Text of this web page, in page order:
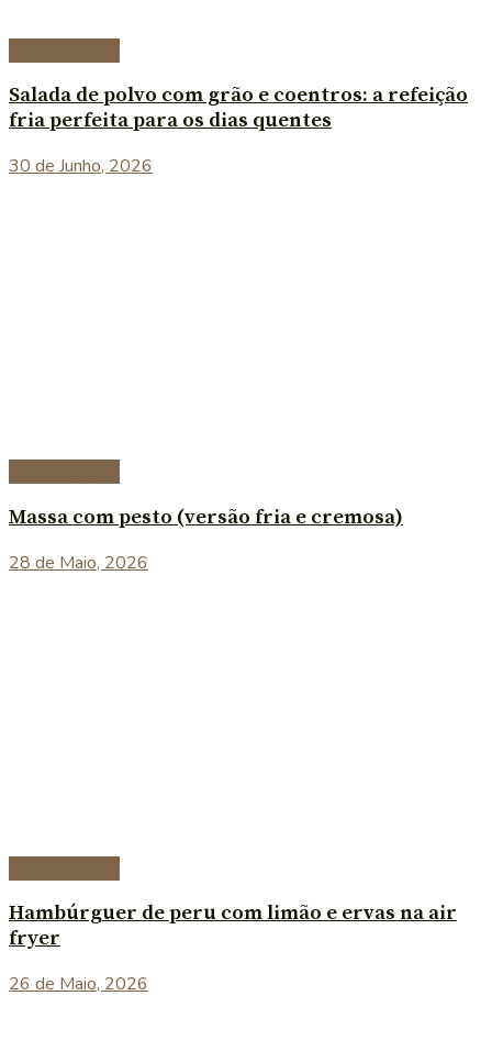
Salada de polvo com grão e coentros: a refeição
fria perfeita para os dias quentes
30 de Junho, 2026
Massa com pesto (versão fria e cremosa)
28 de Maio, 2026
Hambúrguer de peru com limão e ervas na air
fryer
26 de Maio, 2026